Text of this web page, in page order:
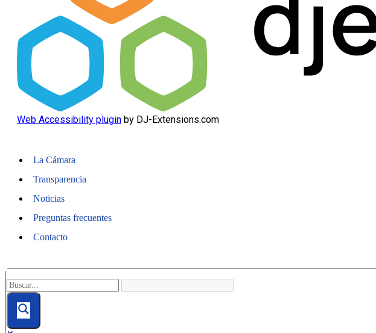
Web Accessibility plugin by DJ-Extensions.com
La Cámara
Transparencia
Noticias
Preguntas frecuentes
Contacto